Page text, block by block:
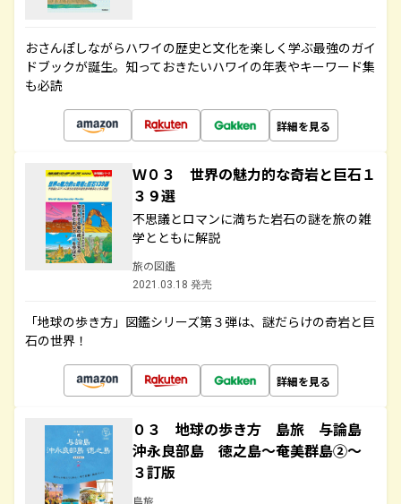
おさんぽしながらハワイの歴史と文化を楽しく学ぶ最強のガイ
ドブックが誕生。知っておきたいハワイの年表やキーワード集
も必読
詳細を見る
Ｗ０３ 世界の魅力的な奇岩と巨石１
３９選
不思議とロマンに満ちた岩石の謎を旅の雑
学とともに解説
旅の図鑑
2021.03.18 発売
「地球の歩き方」図鑑シリーズ第３弾は、謎だらけの奇岩と巨
石の世界！
詳細を見る
０３ 地球の歩き方 島旅 与論島
沖永良部島 徳之島～奄美群島②～
３訂版
島旅